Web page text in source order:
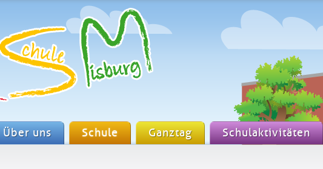
Über uns Schule Ganztag Schulaktivitäten